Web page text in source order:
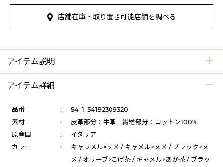
店舗在庫・取り置き可能店舗を調べる
アイテム説明
アイテム詳細
品番 :
54_1_54192309320
素材
:
皮革部分：牛革 繊維部分：コットン100%
原産国
:
イタリア
カラー
:
キャラメル×ヌメ / キャメル×ヌメ / ブラック×ヌ
メ / オリーブ×こげ茶 / キャメル×あか茶 / ブラッ